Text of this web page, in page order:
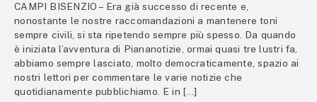
CAMPI BISENZIO – Era già successo di recente e,
nonostante le nostre raccomandazioni a mantenere toni
sempre civili, si sta ripetendo sempre più spesso. Da quando
è iniziata l’avventura di Piananotizie, ormai quasi tre lustri fa,
abbiamo sempre lasciato, molto democraticamente, spazio ai
nostri lettori per commentare le varie notizie che
quotidianamente pubblichiamo. E in […]